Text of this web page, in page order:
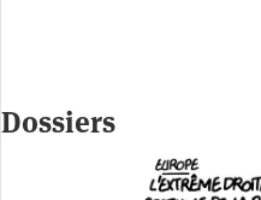
Dossiers